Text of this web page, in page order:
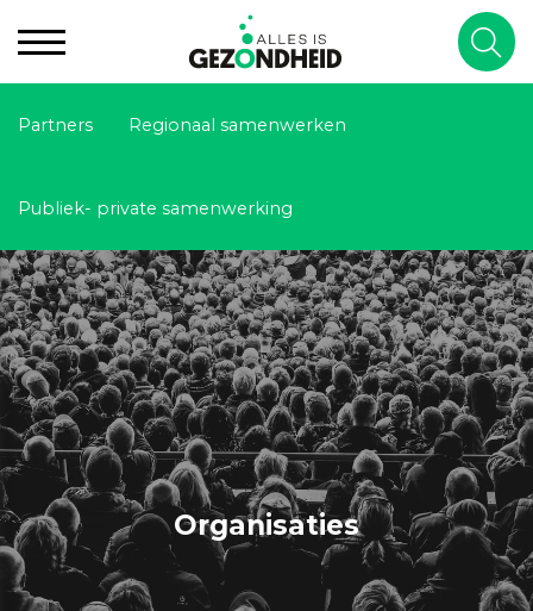
Partners Regionaal samenwerken
Publiek- private samenwerking
Organisaties